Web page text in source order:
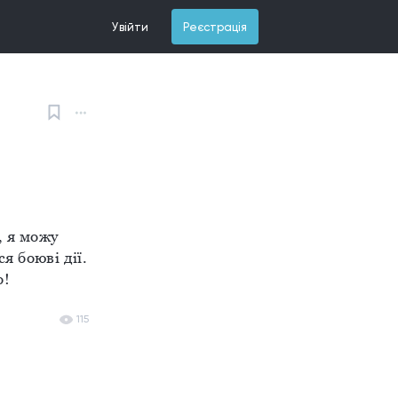
Увійти Реєстрація
я можу
боюві дії.
115